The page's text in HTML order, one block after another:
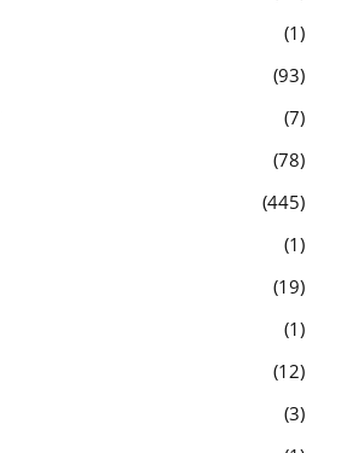
1
93
7
78
445
1
19
1
12
3